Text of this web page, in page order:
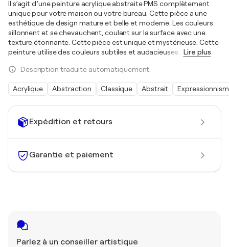
Expédition et retours
Garantie et paiement
Parlez à un conseiller artistique
Il s’agit d’une peinture acrylique abstraite PMS complètement
unique pour votre maison ou votre bureau. Cette pièce a une
esthétique de design mature et belle et moderne. Les couleurs
sillonnent et se chevauchent, coulant sur la surface avec une
texture étonnante. Cette pièce est unique et mystérieuse. Cette
peinture utilise des couleurs subtiles et audacieuses
Lire plus
Description traduite automatiquement.
Acrylique Abstraction Classique Abstrait